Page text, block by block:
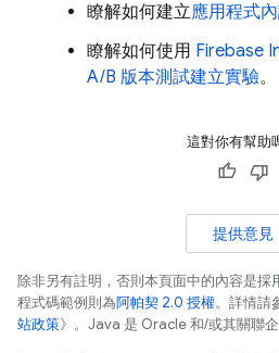
瞭解如何建立應用程式
瞭解如何使用 Firebase
A/B 版本測試建立實驗。
這對你有幫助
提供意見
除非另有註明，否則本頁面中的內容是採
程式碼範例則為阿帕契 2.0 授權。詳情請
站政策》。Java 是 Oracle 和/或其關聯企